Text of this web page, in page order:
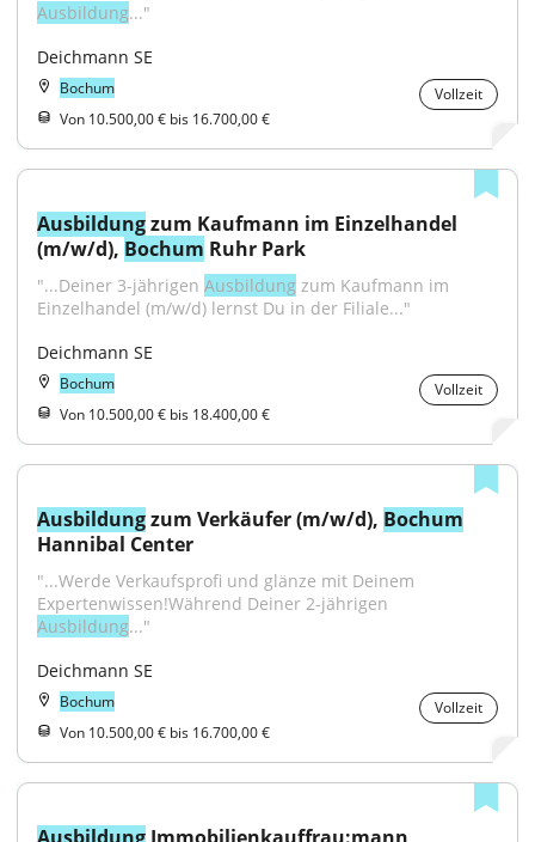
Ausbildung..."
Deichmann SE
Bochum
Vollzeit
Von 10.500,00 € bis 16.700,00 €
Ausbildung zum Kaufmann im Einzelhandel
(m/w/d), Bochum Ruhr Park
"...Deiner 3-jährigen Ausbildung zum Kaufmann im
Einzelhandel (m/w/d) lernst Du in der Filiale..."
Deichmann SE
Bochum
Vollzeit
Von 10.500,00 € bis 18.400,00 €
Ausbildung zum Verkäufer (m/w/d), Bochum
Hannibal Center
"...Werde Verkaufsprofi und glänze mit Deinem
Ausbildung..."
Deichmann SE
Bochum
Vollzeit
Von 10.500,00 € bis 16.700,00 €